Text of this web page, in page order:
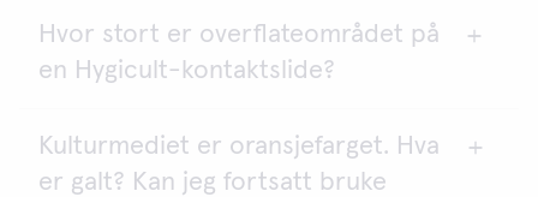
Nei, det kan de ikke. Du må bruke metoder som er
spesifikke for patogene organismer.
Hvor stort er overflateområdet på
en Hygicult-kontaktslide?
Arealet til én side av en Hygicult-kontaktslide er
ca. 9,4 cm
, og det samlede arealet for begge sider
Kulturmediet er oransjefarget. Hva
er galt? Kan jeg fortsatt bruke